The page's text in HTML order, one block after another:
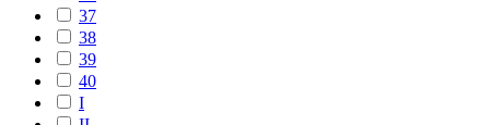
37
38
39
40
I